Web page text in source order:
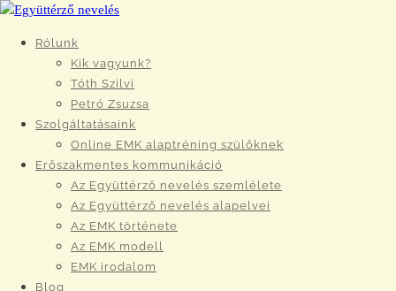
Rólunk
Kik vagyunk?
Tóth Szilvi
Petró Zsuzsa
Szolgáltatásaink
Online EMK alaptréning szülőknek
Erőszakmentes kommunikáció
Az Együttérző nevelés szemlélete
Az Együttérző nevelés alapelvei
Az EMK története
Az EMK modell
EMK irodalom
Blog